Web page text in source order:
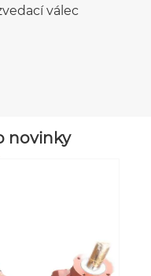
novinky